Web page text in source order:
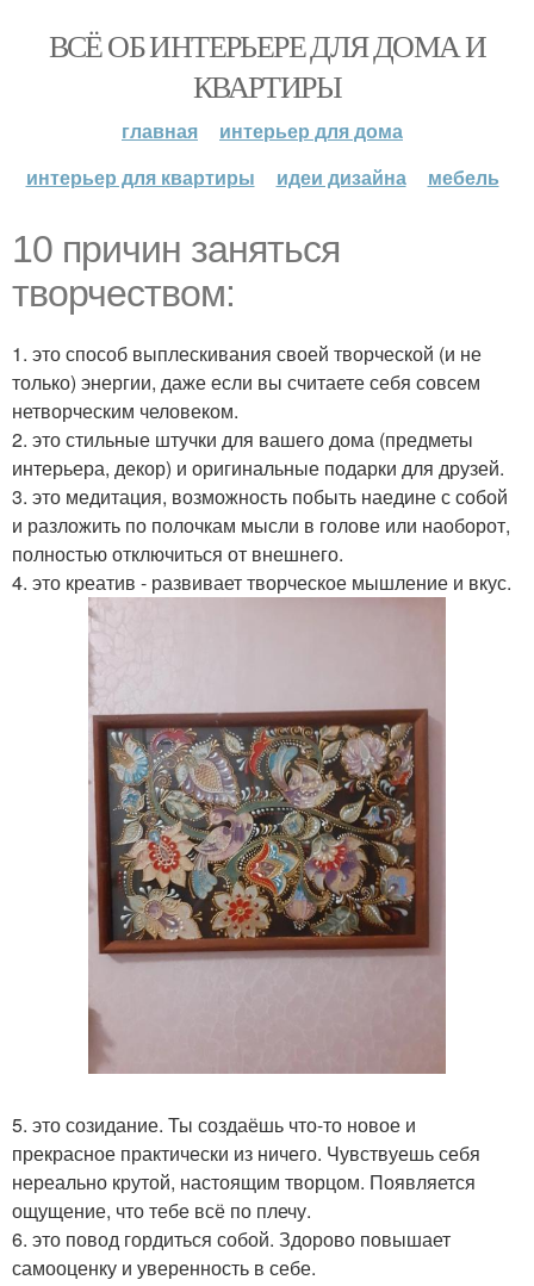
ВСЁ ОБ ИНТЕРЬЕРЕ ДЛЯ ДОМА И
КВАРТИРЫ
главная
интерьер для дома
интерьер для квартиры
идеи дизайна мебель
10 причин заняться
творчеством:
1. это способ выплескивания своей творческой (и не
только) энергии, даже если вы считаете себя совсем
нетворческим человеком.
2. это стильные штучки для вашего дома (предметы
интерьера, декор) и оригинальные подарки для друзей.
3. это медитация, возможность побыть наедине с собой
и разложить по полочкам мысли в голове или наоборот,
полностью отключиться от внешнего.
4. это креатив - развивает творческое мышление и вкус.
5. это созидание. Ты создаёшь что-то новое и
прекрасное практически из ничего. Чувствуешь себя
нереально крутой, настоящим творцом. Появляется
ощущение, что тебе всё по плечу.
6. это повод гордиться собой. Здорово повышает
самооценку и уверенность в себе.